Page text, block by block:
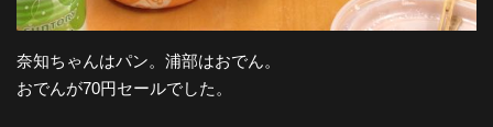
奈知ちゃんはパン。浦部はおでん。
おでんが70円セールでした。